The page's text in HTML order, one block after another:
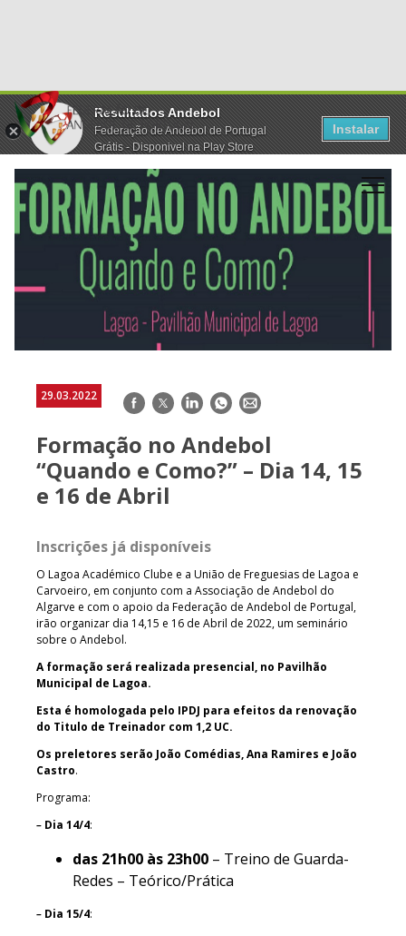
Resultados Andebol
Federação de Andebol de Portugal
Grátis - Disponivel na Play Store
Instalar
29.03.2022 Facebook
TwitterLinkedInWhatsApp
E-
Formação no Andebol
“Quando e Como?” – Dia 14, 15
e 16 de Abril
Inscrições já disponíveis
O Lagoa Académico Clube e a União de Freguesias de Lagoa e
Carvoeiro, em conjunto com a Associação de Andebol do
Algarve e com o apoio da Federação de Andebol de Portugal,
irão organizar dia 14,15 e 16 de Abril de 2022, um seminário
sobre o Andebol.
A formação será realizada presencial, no Pavilhão
Municipal de Lagoa.
Esta é homologada pelo IPDJ para efeitos da renovação
do Titulo de Treinador com 1,2 UC.
Os preletores serão João Comédias, Ana Ramires e João
Castro.
Programa:
– Dia 14/4:
das 21h00 às 23h00 – Treino de Guarda-
Redes – Teórico/Prática
– Dia 15/4: